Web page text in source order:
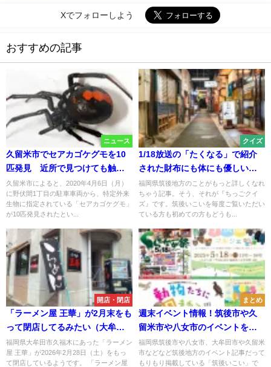
Xでフォローしよう
おすすめの記事
ニュース
久留米市でセアカゴケグモを10
匹発見 近所で見つけても触ら
ず市へ通報を
久留米市によると、2020年4月6日（月）
に野伏間1丁目の駐車車両から、特定外来
生物に指定されている「セアカゴケグモ」
が10匹発見されたとい...
クイズ
1/18放送の「たくなる」で紹介
された財布にも体にも優しい久
留米市の大人気食べ放題のお店
はどこ？（ちっごクイズ）
福岡県筑後地方のことがもっと詳しくなれ
ちゃう記事。そう、それが『ちっごクイ
ズ』です。筑後いこいを毎度ご覧いただい
ている方も初めての方もどうも...
開店・閉店
「ラーメン屋 王華」が2月末をも
って閉店してるみたい（大牟田
市）
福岡県大牟田市久福木にあった「ラーメン
屋 王華」が2026年2月28日（土）をもっ
て閉店しているようです。 「ラーメン屋
まとめ
週末イベント情報！筑後市や久
留米市や八女市のイベントをま
とめて公開（5月17日・18日）
福岡県筑後市や八女市、大牟田市や久留米
市などなど筑後地方のイベント記事だって
もりもり掲載している「筑後いこい」で